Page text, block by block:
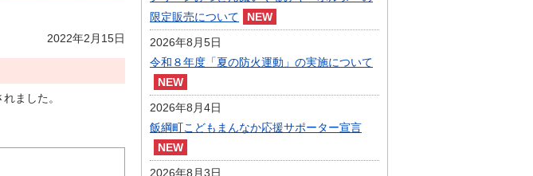
届出・証明・法
令・規制
企業の税金
入札・契約
指定管理者制度
人材募集
人事・職員募集
2022年2月15日
ました。
限定販売について
2026年8月5日
令和８年度「夏の防火運動」の実施について
2026年8月4日
飯綱町こどもまんなか応援サポーター宣言
2026年8月3日